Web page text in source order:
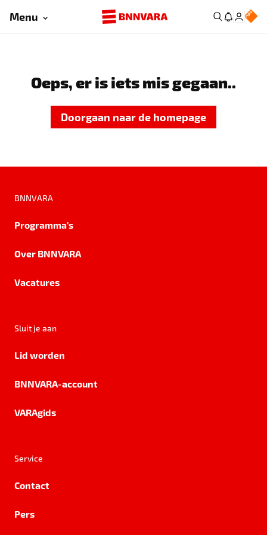
Menu
Oeps, er is iets mis gegaan..
Doorgaan naar de homepage
BNNVARA
Programma's
Over BNNVARA
Vacatures
Sluit je aan
Lid worden
BNNVARA-account
VARAgids
Service
Contact
Pers